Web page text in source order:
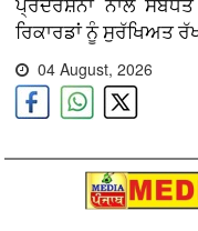
ਪ੍ਰਦਰਸ਼ਨਾਂ ਨਾਲ
ਰਿਕਾਰਡਾਂ ਨੂੰ ਸੁਰੱਖਿਅਤ
04 August, 2026